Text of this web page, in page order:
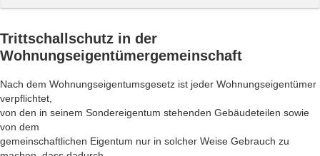
Trittschallschutz in der
Wohnungseigentümergemeinschaft
Nach dem Wohnungseigentumsgesetz ist jeder Wohnungseigentümer
verpflichtet,
von den in seinem Sondereigentum stehenden Gebäudeteilen sowie
von dem
gemeinschaftlichen Eigentum nur in solcher Weise Gebrauch zu